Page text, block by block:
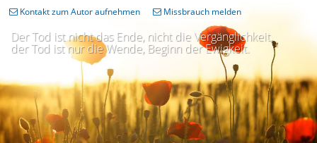
Der Tod ist nicht das Ende, nicht die Vergänglichkeit,
der Tod ist nur die Wende, Beginn der Ewigkeit.
Kontakt zum Autor aufnehmen Missbrauch melden